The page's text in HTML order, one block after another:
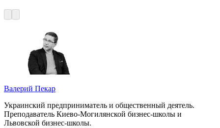
Валерий Пекар
Украинский предприниматель и общественный деятель.
Преподаватель Киево-Могилянской бизнес-школы и
Львовской бизнес-школы.